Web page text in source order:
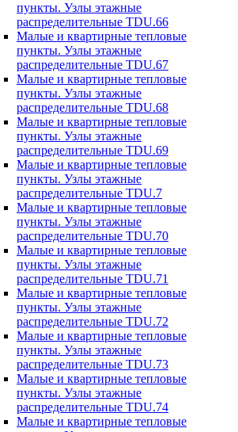
пункты. Узлы этажные
распределительные TDU.66
Малые и квартирные тепловые
пункты. Узлы этажные
распределительные TDU.67
Малые и квартирные тепловые
пункты. Узлы этажные
распределительные TDU.68
Малые и квартирные тепловые
пункты. Узлы этажные
распределительные TDU.69
Малые и квартирные тепловые
пункты. Узлы этажные
распределительные TDU.7
Малые и квартирные тепловые
пункты. Узлы этажные
распределительные TDU.70
Малые и квартирные тепловые
пункты. Узлы этажные
распределительные TDU.71
Малые и квартирные тепловые
пункты. Узлы этажные
распределительные TDU.72
Малые и квартирные тепловые
пункты. Узлы этажные
распределительные TDU.73
Малые и квартирные тепловые
пункты. Узлы этажные
распределительные TDU.74
Малые и квартирные тепловые